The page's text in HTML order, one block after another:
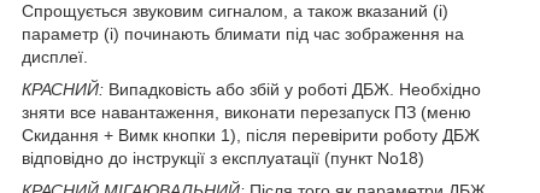
Спрощується звуковим сигналом, а також вказаний (і)
параметр (і) починають блимати під час зображення на
дисплеї.
КРАСНИЙ: Випадковість або збій у роботі ДБЖ. Необхідно
зняти все навантаження, виконати перезапуск ПЗ (меню
Скидання + Вимк кнопки 1), після перевірити роботу ДБЖ
відповідно до інструкції з експлуатації (пункт No18)